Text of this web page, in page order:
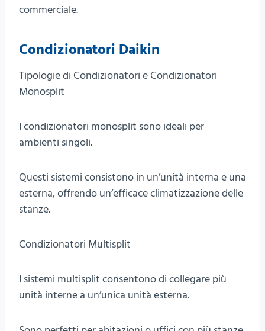
commerciale.
Condizionatori Daikin
Tipologie di Condizionatori e Condizionatori
Monosplit
I condizionatori monosplit sono ideali per
ambienti singoli.
Questi sistemi consistono in un’unità interna e una
esterna, offrendo un’efficace climatizzazione delle
stanze.
Condizionatori Multisplit
I sistemi multisplit consentono di collegare più
unità interne a un’unica unità esterna.